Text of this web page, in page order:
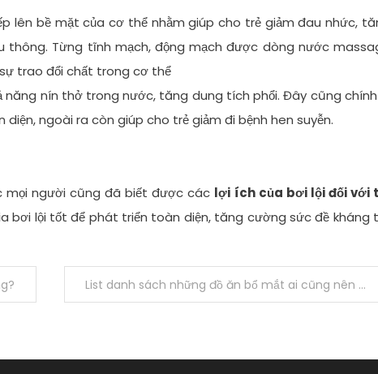
lên bề mặt của cơ thể nhằm giúp cho trẻ giảm đau nhức,
Từng tĩnh mạch, động mạch được dòng nước
trao đổi chất trong cơ thể
nín thở trong nước, tăng dung tích phổi. Đây cũng
ngoài ra còn giúp cho trẻ giảm đi bệnh hen suyễn.
người cũng đã biết được các lợi ích của bơi lội đối với
bơi lội tốt để phát triển toàn diện, tăng cường sức đề kháng
List danh sách những đồ ăn bổ mắt ai cũng nên biết